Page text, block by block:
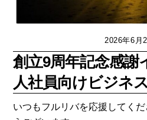
2026年6月
創立9周年記念感謝
人社員向けビジネ
いつもフルリバを応援してく